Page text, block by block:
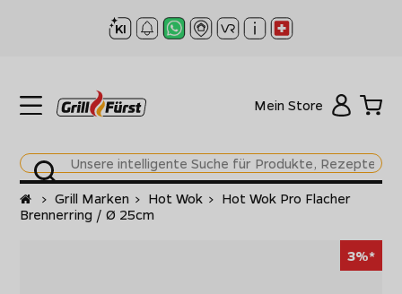
Mein Store
Startseite
> Grill Marken > Hot Wok > Hot Wok Pro Flacher
Brennerring / Ø 25cm
3%*